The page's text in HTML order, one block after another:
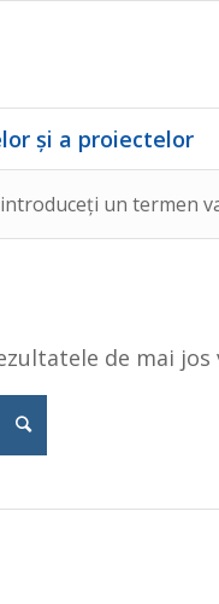
și a proiectelor
un termen
de mai